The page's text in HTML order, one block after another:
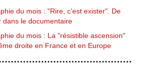
du mois : "Rire, c’est exister". De
dans le documentaire
du mois : La "résistible ascension"
droite en France et en Europe